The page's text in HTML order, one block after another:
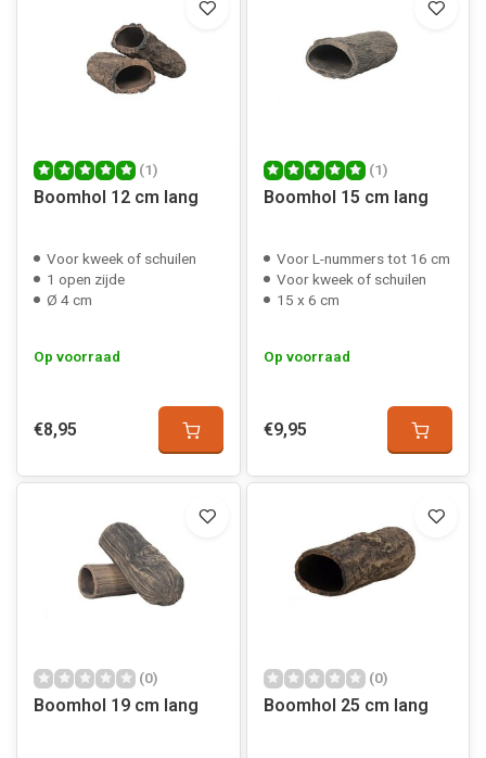
(1)
Boomhol 12 cm lang
Voor kweek of schuilen
1 open zijde
Ø 4 cm
Op voorraad
€8,95
(1)
Boomhol 15 cm lang
Voor L-nummers tot 16 cm
Voor kweek of schuilen
15 x 6 cm
Op voorraad
€9,95
(0)
Boomhol 19 cm lang
(0)
Boomhol 25 cm lang